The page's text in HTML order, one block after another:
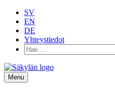
SV
EN
DE
Yhteystiedot
Hae
hakusanalla:
Menu